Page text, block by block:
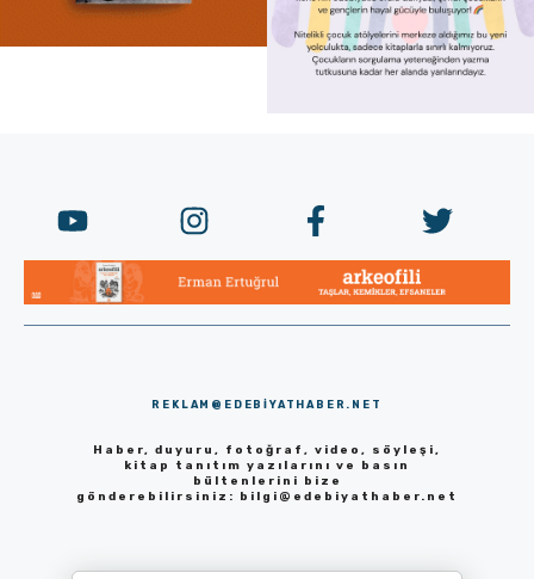
REKLAM@EDEBIYATHABER.NET
Haber, duyuru, fotoğraf, video, söyleşi,
kitap tanıtım yazılarını ve basın
bültenlerini bize
gönderebilirsiniz: bilgi@edebiyathaber.net